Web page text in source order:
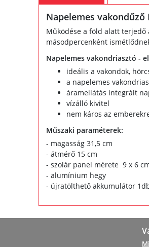
Napelemes vakondűző
Működése a föld alatt terjedő
másodpercenként
Napelemes vakondriasztó -
ideális a vakondok,
a napelemes
áramellátás integrált
vízálló kivitel
nem káros az
Műszaki paraméterek:
- magasság 31,5 cm
- átmérő 15 cm
- szolár panel mérete 9 x 6
- alumínium hegy
- újratölthető akkumulátor